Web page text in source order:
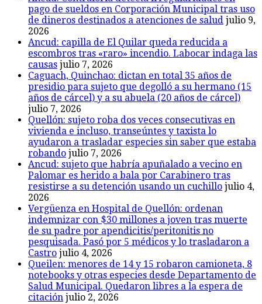
pago de sueldos en Corporación Municipal tras uso
de dineros destinados a atenciones de salud julio 9,
2026
Ancud: capilla de El Quilar queda reducida a
escombros tras «raro» incendio. Labocar indaga las
causas julio 7, 2026
Caguach, Quinchao: dictan en total 35 años de
presidio para sujeto que degolló a su hermano (15
años de cárcel) y a su abuela (20 años de cárcel)
julio 7, 2026
Quellón: sujeto roba dos veces consecutivas en
vivienda e incluso, transeúntes y taxista lo
ayudaron a trasladar especies sin saber que estaba
robando julio 7, 2026
Ancud: sujeto que habría apuñalado a vecino en
Palomar es herido a bala por Carabinero tras
resistirse a su detención usando un cuchillo julio 4,
2026
Vergüenza en Hospital de Quellón: ordenan
indemnizar con $30 millones a joven tras muerte
de su padre por apendicitis/peritonitis no
pesquisada. Pasó por 5 médicos y lo trasladaron a
Castro julio 4, 2026
Queilen: menores de 14 y 15 robaron camioneta, 8
notebooks y otras especies desde Departamento de
Salud Municipal. Quedaron libres a la espera de
citación julio 2, 2026